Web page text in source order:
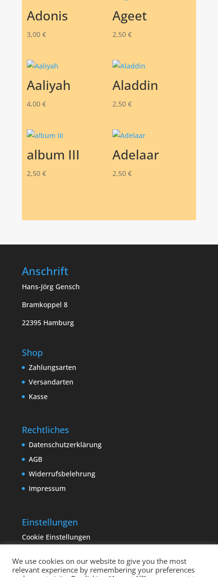
Adonis
3,00 €
Ageet
2,50 €
Aaliyah
4,00 €
Aladdin
2,50 €
album III
2,50 €
Adelaar
2,50 €
Anschrift
Hans-Jörg Gensch
Bramkoppel 8
22395 Hamburg
Shop
Zahlungsarten
Versandarten
Kasse
Rechtliches
Datenschutzerklärung
AGB
Widerrufsbelehrung
Impressum
Einstellungen
Cookie Einstellungen
We use cookies on our website to give you the most
relevant experience by remembering your preferences